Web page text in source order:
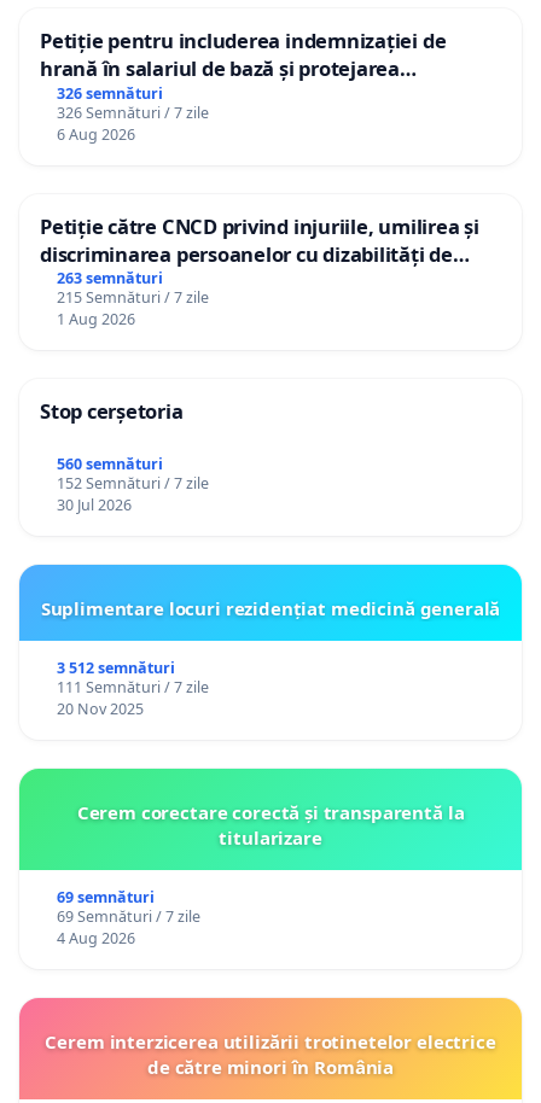
Petiție pentru includerea indemnizației de
hrană în salariul de bază și protejarea
gradațiilor de vechime pentru asistenții
personali
326 semnături
326 Semnături / 7 zile
6 Aug 2026
Petiție către CNCD privind injuriile, umilirea și
discriminarea persoanelor cu dizabilități de
către utilizatorul TikTok „Gorici”
263 semnături
215 Semnături / 7 zile
1 Aug 2026
Stop cerșetoria
560 semnături
152 Semnături / 7 zile
30 Jul 2026
Suplimentare locuri rezidențiat medicină generală
3 512 semnături
111 Semnături / 7 zile
20 Nov 2025
Cerem corectare corectă și transparentă la
titularizare
69 semnături
69 Semnături / 7 zile
4 Aug 2026
Cerem interzicerea utilizării trotinetelor electrice
de către minori în România